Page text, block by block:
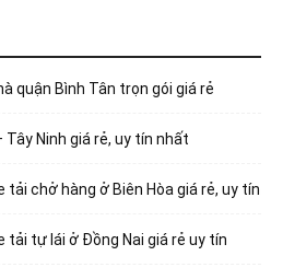
quận Bình Tân trọn gói giá rẻ
Tây Ninh giá rẻ, uy tín nhất
tải chở hàng ở Biên Hòa giá rẻ, uy tín
tải tự lái ở Đồng Nai giá rẻ uy tín